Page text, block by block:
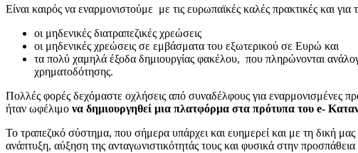
Είναι καιρός να εναρμονιστούμε με τις ευρωπαϊκές καλές πρακτικές και
οι μηδενικές διατραπεζικές χρεώσεις
οι μηδενικές χρεώσεις σε εμβάσματα του εξωτερικού σε Ευρώ και
τα πολύ χαμηλά έξοδα δημιουργίας φακέλου, που πληρώνονται
χρηματοδότησης.
Πολλές φορές δεχόμαστε οχλήσεις από συναδέλφους για εναρμονισμένες
ήταν ωφέλιμο να δημιουργηθεί μια πλατφόρμα στα πρότυπα του e-
Το τραπεζικό σύστημα, που σήμερα υπάρχει και ευημερεί και με τη δική
ανάπτυξη, αύξηση της ανταγωνιστικότητάς τους και φυσικά στην